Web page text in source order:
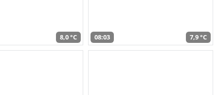
8,0 °C 08:03 7,9 °C